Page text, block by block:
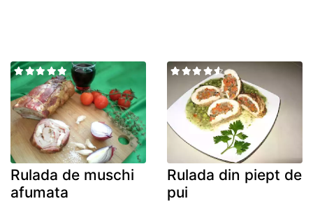
Rulada de muschi
afumata
Rulada din piept de
pui